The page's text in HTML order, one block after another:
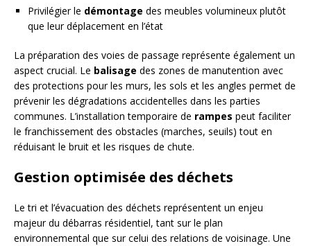
Privilégier le démontage des meubles volumineux plutôt
que leur déplacement en l’état
La préparation des voies de passage représente également un
aspect crucial. Le balisage des zones de manutention avec
des protections pour les murs, les sols et les angles permet de
prévenir les dégradations accidentelles dans les parties
communes. L’installation temporaire de rampes peut faciliter
le franchissement des obstacles (marches, seuils) tout en
réduisant le bruit et les risques de chute.
Gestion optimisée des déchets
Le tri et l’évacuation des déchets représentent un enjeu
majeur du débarras résidentiel, tant sur le plan
environnemental que sur celui des relations de voisinage. Une